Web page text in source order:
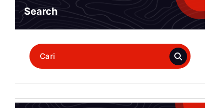
Search
Pencarian
untuk: